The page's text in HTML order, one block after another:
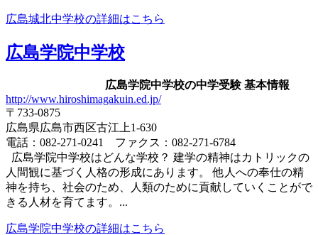
広島城北中学校の詳細はこちら
広島学院中学校
広島学院中学校の中学受験 基本情報
http://www.hiroshimagakuin.ed.jp/
〒733-0875
広島県広島市西区古江上1-630
電話：082-271-0241 ファクス：082-271-6784
広島学院中学校はどんな学校？ 建学の精神はカトリックの
人間観に基づく人格の形成にあります。 他人への奉仕の精
神を持ち、社会のため、人類のために貢献していくことがで
きる人材を育てます。...
広島学院中学校の詳細はこちら